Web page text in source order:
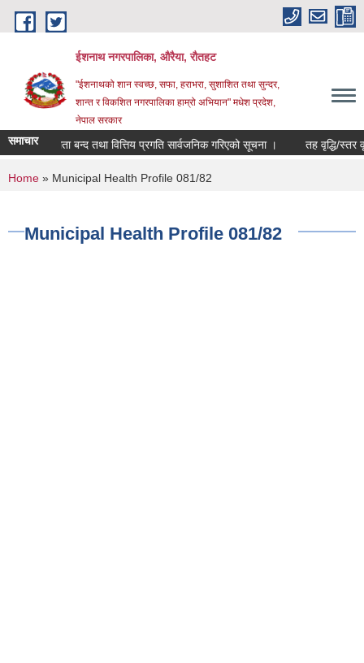
Skip to main content
ईशनाथ नगरपालिका, औरैया, रौतहट
"ईशनाथको शान स्वच्छ, सफा, हराभरा, सुशाशित तथा सुन्दर,
शान्त र विकशित नगरपालिका हाम्रो अभियान" मधेश प्रदेश,
नेपाल सरकार
समाचार
को खाता बन्द तथा वित्तिय प्रगति सार्वजनिक गरिएको सूचना । तह वृद्धि/स्तर
You are here
Home » Municipal Health Profile 081/82
Municipal Health Profile 081/82